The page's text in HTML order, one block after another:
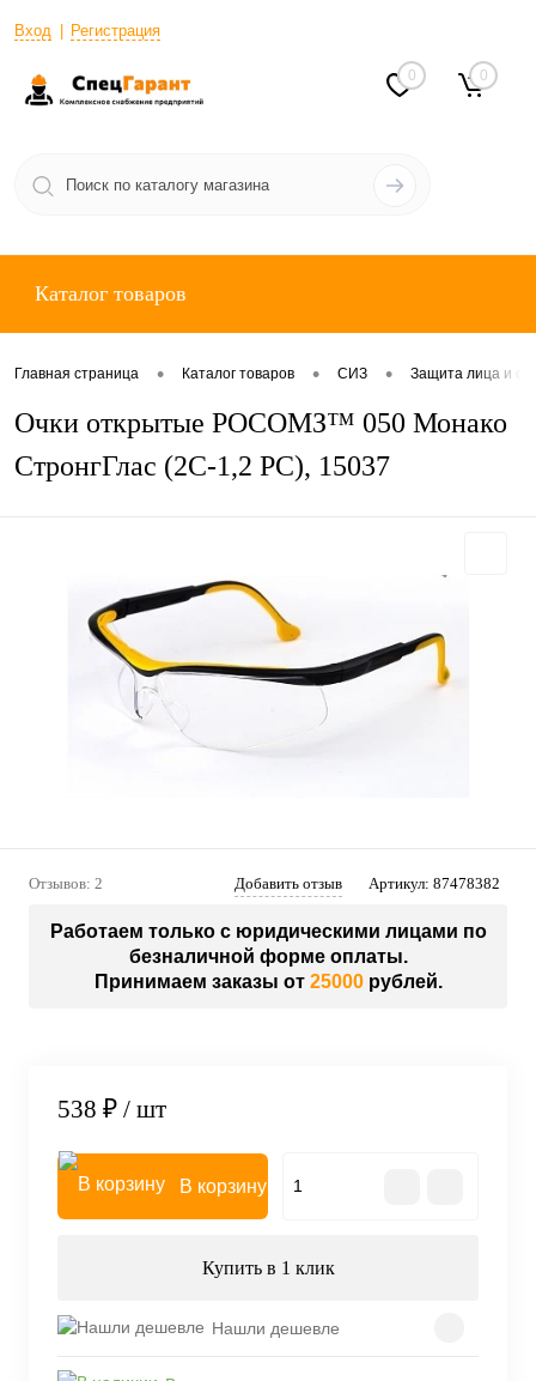
Вход Регистрация
0 0
Каталог товаров
Главная страница • Каталог товаров • СИЗ • Защита лица и
Очки открытые РОСОМЗ™ 050 Монако
СтронгГлас (2С-1,2 PС), 15037
Отзывов: 2 Добавить отзыв Артикул: 87478382
Работаем только с юридическими лицами по
безналичной форме оплаты.
Принимаем заказы от 25000рублей.
538 ₽ / шт
В корзину
Купить в 1 клик
Нашли дешевле